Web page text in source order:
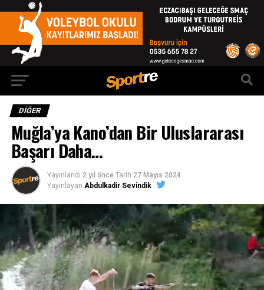
DIĞER
Muğla’ya Kano’dan Bir Uluslararası
Başarı Daha…
Yayınlandı 2 yıl önce Tarih 27 Mayıs 2024
Yayınlayan Abdulkadir Sevindik